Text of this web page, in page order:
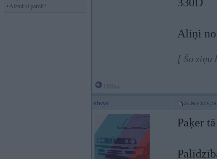
• Aizmirsi paroli?
Aliņi
[ Šo ziņu
elwys 25. Nov 2016,
Paķer